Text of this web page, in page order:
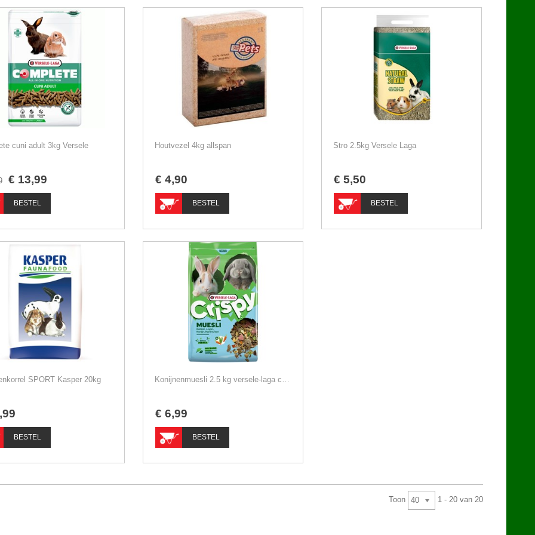
cuni adult 3kg Versele
€ 13,99
BESTEL
Houtvezel 4kg allspan
€ 4,90
BESTEL
Stro 2.5kg Versele Laga
€ 5,50
BESTEL
SPORT Kasper 20kg
,99
BESTEL
Konijnenmuesli 2.5 kg versele-laga crispy
€ 6,99
BESTEL
Toon 40 1 - 20 van 20